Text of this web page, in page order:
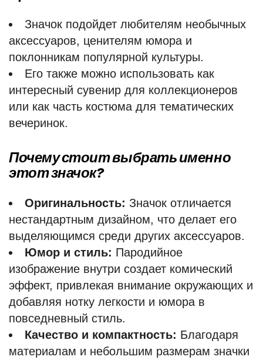
Значок подойдет любителям необычных
аксессуаров, ценителям юмора и
поклонникам популярной культуры.
Его также можно использовать как
интересный сувенир для коллекционеров
или как часть костюма для тематических
вечеринок.
Почему стоит выбрать именно
этот значок?
Оригинальность: Значок отличается
нестандартным дизайном, что делает его
выделяющимся среди других аксессуаров.
Юмор и стиль: Пародийное
изображение внутри создает комический
эффект, привлекая внимание окружающих и
добавляя нотку легкости и юмора в
повседневный стиль.
Качество и компактность: Благодаря
материалам и небольшим размерам значки